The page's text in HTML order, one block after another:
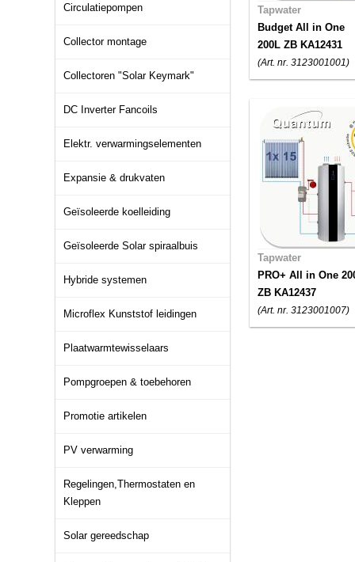
Circulatiepompen
Collector montage
Collectoren "Solar Keymark"
DC Inverter Fancoils
Elektr. verwarmingselementen
Expansie & drukvaten
Geïsoleerde koelleiding
Geïsoleerde Solar spiraalbuis
Hybride systemen
Microflex Kunststof leidingen
Plaatwarmtewisselaars
Pompgroepen & toebehoren
Promotie artikelen
PV verwarming
Regelingen,Thermostaten en
Kleppen
Solar gereedschap
Tapwater
Budget All in One
200L ZB KA12431
(Art. nr. 3123001001)
Tapwater
PRO+ All in One
ZB KA12437
(Art. nr. 3123001007)